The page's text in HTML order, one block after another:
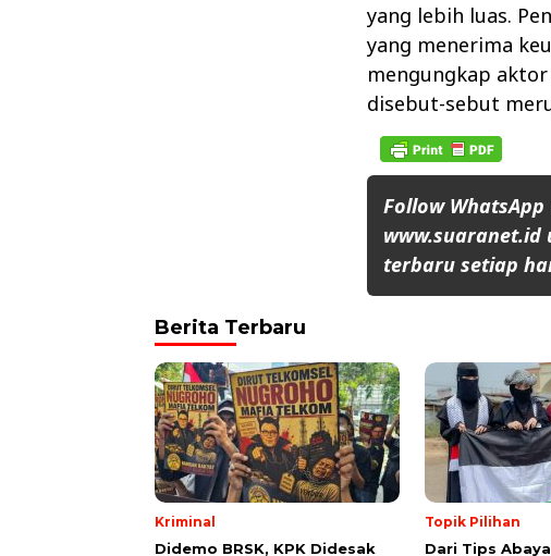
yang lebih luas.
yang menerima
mengungkap
disebut-sebut
Follow WhatsApp
terbaru setiap
Berita Terbaru
Kriminal
Didemo BRSK, KPK Didesak
Topik Pilihan
Dari Tips